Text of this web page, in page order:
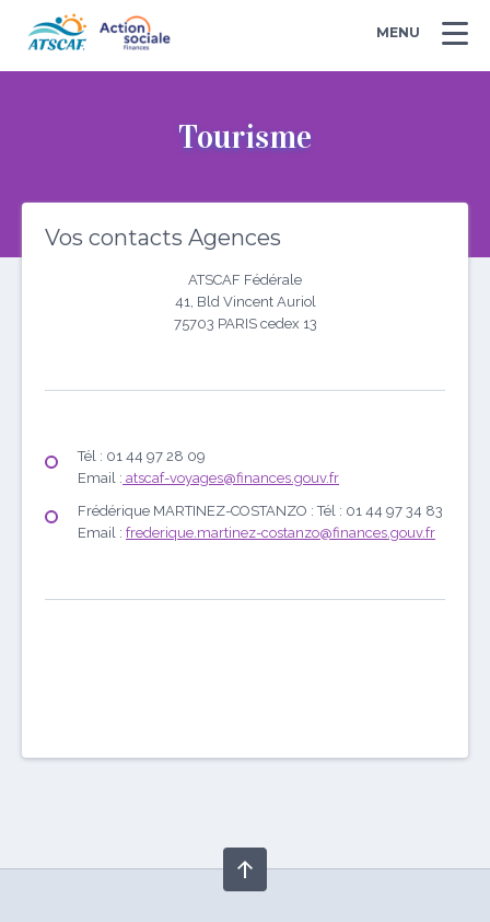
MENU
Tourisme
Vos contacts Agences
ATSCAF Fédérale
41, Bld Vincent Auriol
75703 PARIS cedex 13
Tél : 01 44 97 28 09
Email : atscaf-voyages@finances.gouv.fr
Frédérique MARTINEZ-COSTANZO : Tél : 01 44 97 34 83
Email : frederique.martinez-costanzo@finances.gouv.fr